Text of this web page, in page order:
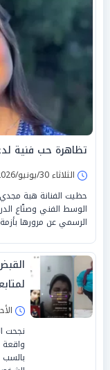
تظاهرة حب فنية
الثلاثاء 30/يونيو/2026 - 12:38 ص
حظيت الفنانة هبة
الوسط الفني وصنّاع
الرسمي عن مرورها
الأحد 24/مايو/
نجحت